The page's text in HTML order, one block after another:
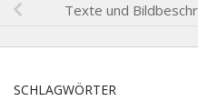
Texte und
SCHLAGWÖRTER